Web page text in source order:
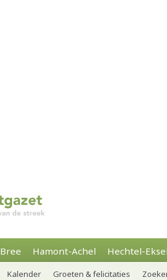
Bree Hamont-Achel Hechtel-
Kalender Groeten & felicitaties